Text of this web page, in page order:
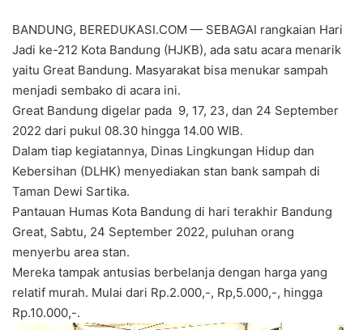
BANDUNG, BEREDUKASI.COM — SEBAGAI rangkaian Hari
Jadi ke-212 Kota Bandung (HJKB), ada satu acara menarik
yaitu Great Bandung. Masyarakat bisa menukar sampah
menjadi sembako di acara ini.
Great Bandung digelar pada 9, 17, 23, dan 24 September
2022 dari pukul 08.30 hingga 14.00 WIB.
Dalam tiap kegiatannya, Dinas Lingkungan Hidup dan
Kebersihan (DLHK) menyediakan stan bank sampah di
Taman Dewi Sartika.
Pantauan Humas Kota Bandung di hari terakhir Bandung
Great, Sabtu, 24 September 2022, puluhan orang
menyerbu area stan.
Mereka tampak antusias berbelanja dengan harga yang
relatif murah. Mulai dari Rp.2.000,-, Rp,5.000,-, hingga
Rp.10.000,-.